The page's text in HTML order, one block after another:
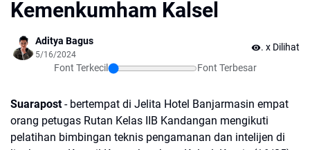
Kemenkumham Kalsel
Aditya Bagus
5/16/2024
Font Terkecil Font Terbesar
. x Dilihat
Suarapost- bertempat di Jelita Hotel Banjarmasin empat
orang petugas Rutan Kelas IIB Kandangan mengikuti
pelatihan bimbingan teknis pengamanan dan intelijen di